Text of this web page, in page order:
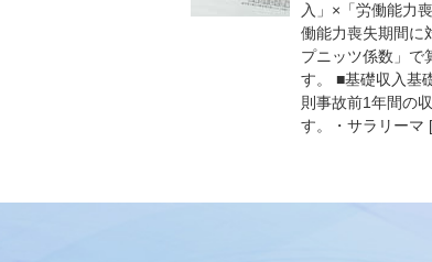
入」×「労働能力
働能力喪失期間に
プニッツ係数」で
す。 ■基礎収入基
則事故前1年間の
す。・サラリー